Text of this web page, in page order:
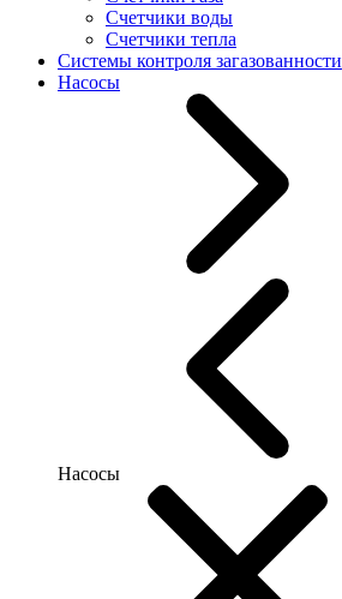
Счетчики воды
Счетчики тепла
Системы контроля загазованности
Насосы
Насосы